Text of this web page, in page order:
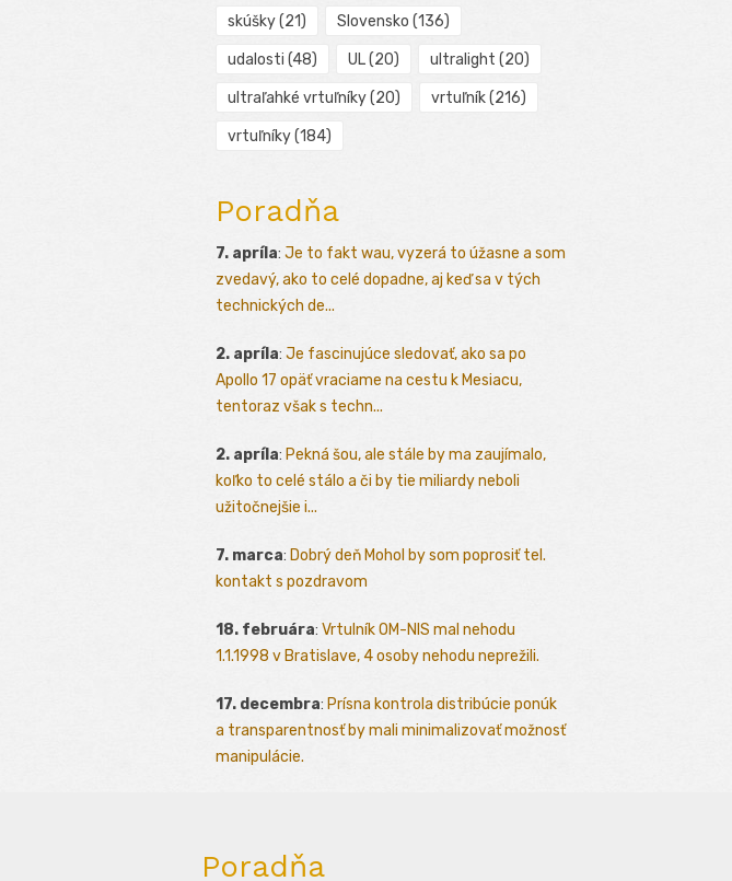
skúšky(21) Slovensko (136)
udalosti (48) UL(20) ultralight (20)
ultraľahké vrtuľníky(20) vrtuľník(216)
vrtuľníky(184)
Poradňa
7. apríla: Je to fakt wau, vyzerá to úžasne a som
zvedavý, ako to celé dopadne, aj keď sa v tých
technických de...
2. apríla: Je fascinujúce sledovať, ako sa po
Apollo 17 opäť vraciame na cestu k Mesiacu,
tentoraz však s techn...
2. apríla: Pekná šou, ale stále by ma zaujímalo,
koľko to celé stálo a či by tie miliardy neboli
užitočnejšie i...
7. marca: Dobrý deň Mohol by som poprosiť tel.
kontakt s pozdravom
18. februára: Vrtulník OM-NIS mal nehodu
1.1.1998 v Bratislave, 4 osoby nehodu neprežili.
17. decembra: Prísna kontrola distribúcie ponúk
a transparentnosť by mali minimalizovať možnosť
manipulácie.
Poradňa